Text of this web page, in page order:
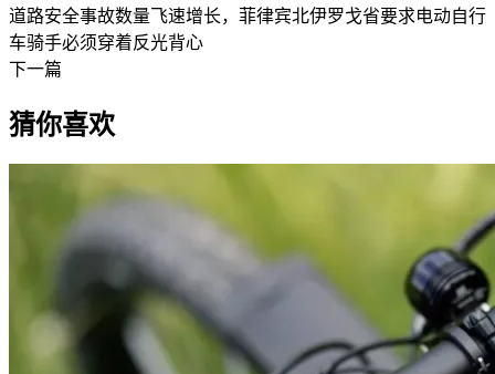
道路安全事故数量飞速增长，菲律宾北伊罗戈省要求电动自行
车骑手必须穿着反光背心
下一篇
猜你喜欢